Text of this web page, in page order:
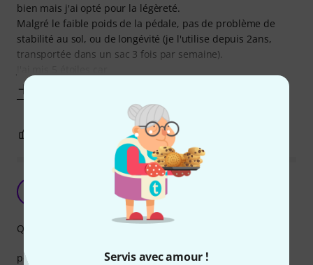
Servis avec amour !
bien mais j'ai opté pour la légèreté.
Malgré le faible poids de la pédale, pas de problème de
stabilité au sol, ou de longévité (je l'utilise depuis 2ans,
transportée dans un sac 3 fois par semaine).
SIGNALER L'ÉVALUATION
bon produit mais sans plus
Maxime721 16.11.2012
pedale globalement de bonne qualité et facile d'utilisation.
Qualité de fabrication